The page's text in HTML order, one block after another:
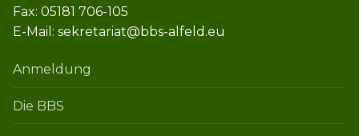
Fax: 05181 706-105
E-Mail: sekretariat@bbs-alfeld.eu
Anmeldung
Die BBS